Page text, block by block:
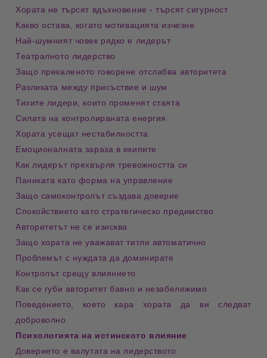
Хората не търсят вдъхновение - търсят сигурност
Какво остава, когато мотивацията изчезне
Най-шумният човек рядко е лидерът
Театралното лидерство
Защо прекаленото говорене отслабва авторитета
Разликата между присъствие и шум
Тихите лидери, които променят стаята
Силата на контролираната енергия
Хората усещат нестабилността
Емоционалната зараза в екипите
Как лидерът прехвърля тревожността си
Паниката като форма на управление
Защо самоконтролът създава доверие
Спокойствието като стратегическо предимство
Авторитетът не се изисква
Защо хората не уважават титли автоматично
Проблемът с нуждата да доминирате
Контролът срещу влиянието
Как се губи авторитет бавно и незабележимо
Поведението, което кара хората да ви следват
доброволно
Психологията на истинското влияние
Доверието е валутата на лидерството